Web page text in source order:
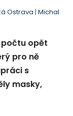
Ostrava | Michal
počtu opět
pro ně
s
masky,